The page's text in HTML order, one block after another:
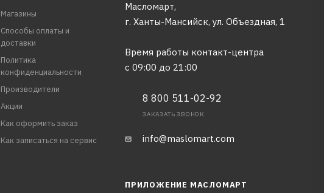
Магазины
Способы оплаты и
доставки
Политика
конфиденциальности
Производители
Акции
Как оформить заказ
Как записаться на сервис
Масломарт,
г. Ханты-Мансийск, ул. Объездная, 1
Время работы контакт-центра
с 09:00 до 21:00
8 800 511-02-92
ЗАКАЗАТЬ ЗВОНОК
info@maslomart.com
ПРИЛОЖЕНИЕ МАСЛОМАРТ